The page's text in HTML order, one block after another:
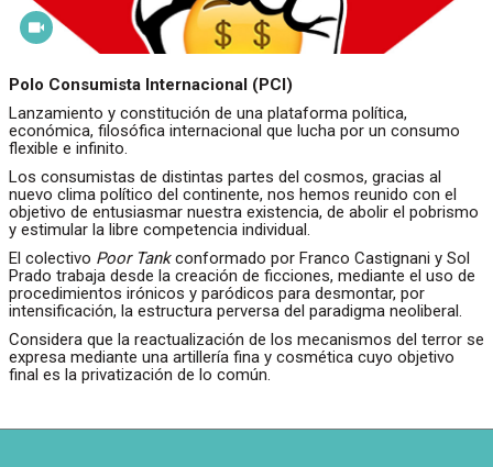
Polo Consumista Internacional (PCI)
Lanzamiento y constitución de una plataforma política,
económica, filosófica internacional que lucha por un consumo
flexible e infinito.
Los consumistas de distintas partes del cosmos, gracias al
nuevo clima político del continente, nos hemos reunido con el
objetivo de entusiasmar nuestra existencia, de abolir el pobrismo
y estimular la libre competencia individual.
El colectivo Poor Tankconformado por Franco Castignani y Sol
Prado trabaja desde la creación de ficciones, mediante el uso de
procedimientos irónicos y paródicos para desmontar, por
intensificación, la estructura perversa del paradigma neoliberal.
Considera que la reactualización de los mecanismos del terror se
expresa mediante una artillería fina y cosmética cuyo objetivo
final es la privatización de lo común.